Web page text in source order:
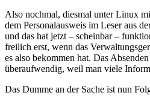
Also nochmal, diesmal unter Linux
dem Personalausweis im Leser aus
und das hat jetzt – scheinbar –
freilich erst, wenn das
es also bekommen hat. Das
überaufwendig, weil man viele
Das Dumme an der Sache ist nun